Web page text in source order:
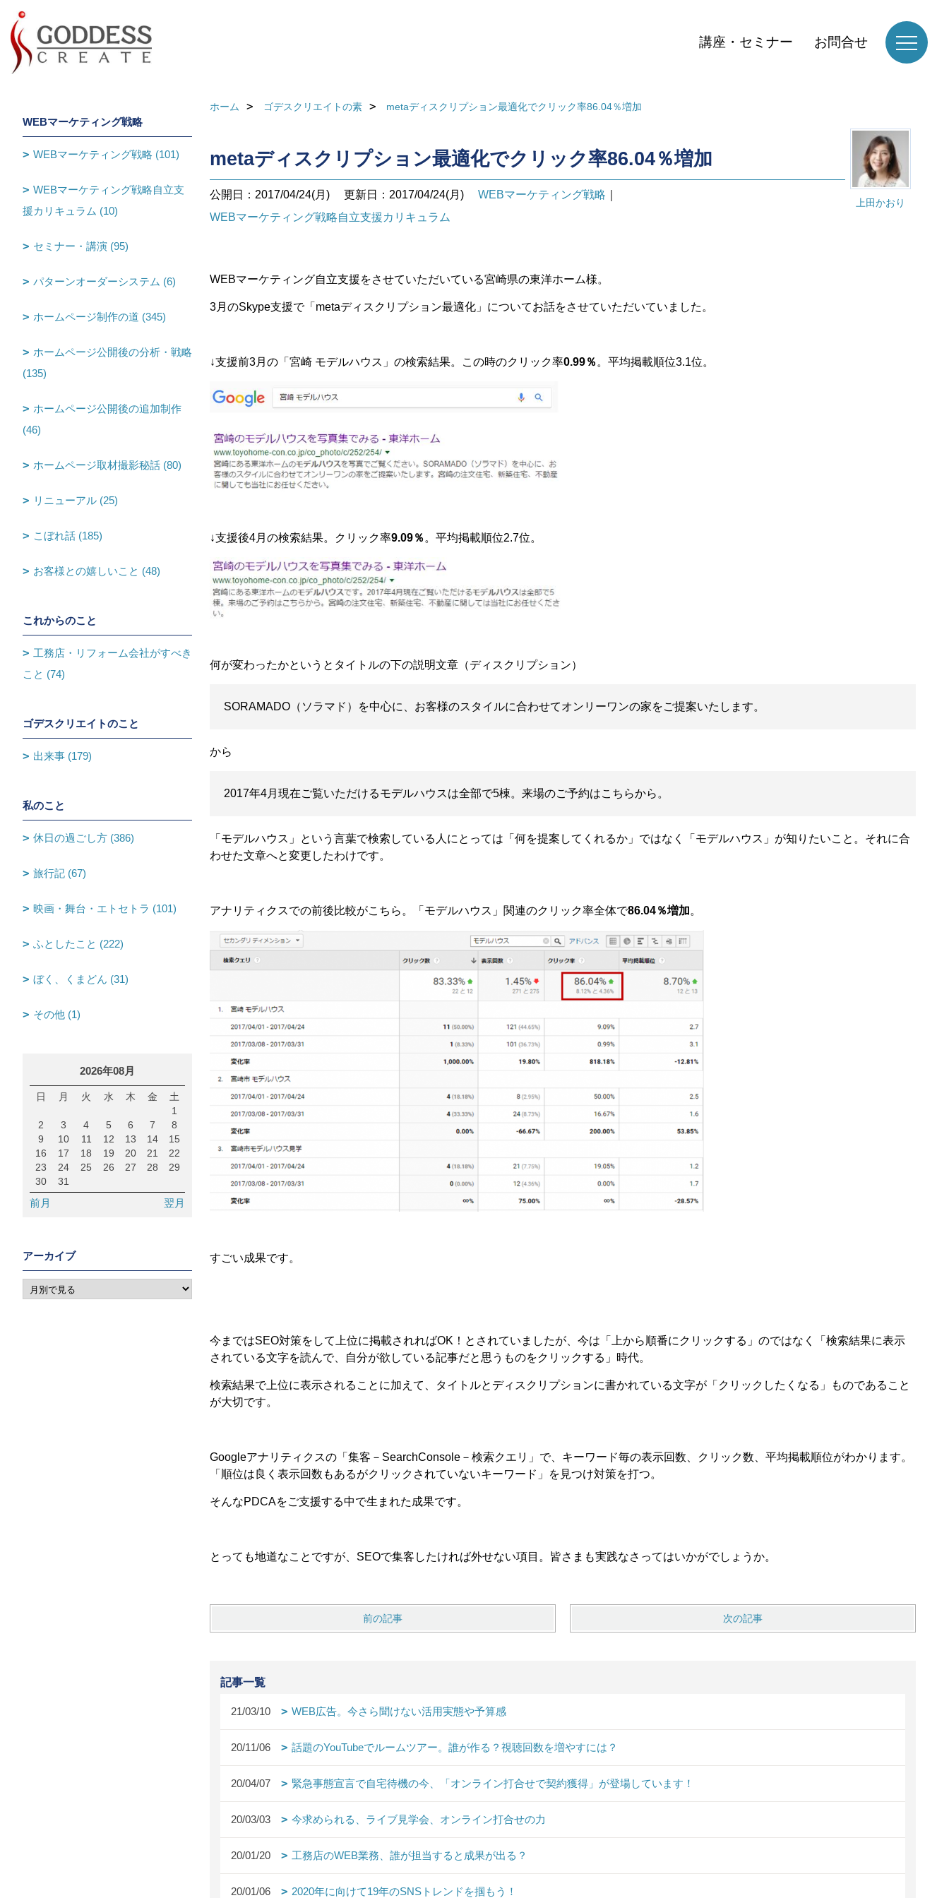
講座・セミナー お問合せ
ホーム ゴデスクリエイトの素 metaディスクリプション最適化でクリック率86.04％増加
上田かおり
metaディスクリプション最適化でクリック率86.04％増加
公開日：2017/04/24(月) 更新日：2017/04/24(月) WEBマーケティング戦略
WEBマーケティング戦略自立支援カリキュラム
WEBマーケティング自立支援をさせていただいている宮崎県の東洋ホーム様。
3月のSkype支援で「metaディスクリプション最適化」についてお話をさせていただいていました。
↓支援前3月の「宮崎 モデルハウス」の検索結果。この時のクリック率0.99％ 。平均掲載順位3.1位。
↓支援後4月の検索結果。クリック率9.09％ 。 平均掲載順位2.7位。
何が変わったかというとタイトルの下の説明文章（ディスクリプション）
SORAMADO（ソラマド）を中心に、お客様のスタイルに合わせてオンリーワンの家をご提案いたします。
から
2017年4月現在ご覧いただけるモデルハウスは全部で5棟。来場のご予約はこちらから。
「モデルハウス」という言葉で検索している人にとっては「何を提案してくれるか」ではなく「モデルハウス」が知りたいこと。それに合
わせた文章へと変更したわけです。
アナリティクスでの前後比較がこちら。「モデルハウス」関連のクリック率全体で86.04％増加。
すごい成果です。
今まではSEO対策をして上位に掲載されればOK！とされていましたが、今は「上から順番にクリックする」のではなく「検索結果に表示
されている文字を読んで、自分が欲している記事だと思うものをクリックする」時代。
検索結果で上位に表示されることに加えて、タイトルとディスクリプションに書かれている文字が「クリックしたくなる」ものであること
が大切です。
Googleアナリティクスの「集客－SearchConsole －検索クエリ」で、キーワード毎の表示回数、クリック数、平均掲載順位がわかります。
「順位は良く表示回数もあるがクリックされていないキーワード」を見つけ対策を打つ。
そんなPDCAをご支援する中で生まれた成果です。
とっても地道なことですが、SEOで集客したければ外せない項目。皆さまも実践なさってはいかがでしょうか。
前の記事 次の記事
記事一覧
21/03/10 WEB広告。今さら聞けない活用実態や予算感
20/11/06 話題のYouTubeでルームツアー。誰が作る？視聴回数を増やすには？
20/04/07 緊急事態宣言で自宅待機の今、「オンライン打合せで契約獲得」が登場しています！
20/03/03 今求められる、ライブ見学会、オンライン打合せの力
20/01/20 工務店のWEB業務、誰が担当すると成果が出る？
20/01/06 2020年に向けて19年のSNSトレンドを掴もう！
WEBマーケティング戦略
WEBマーケティング戦略 (101)
WEBマーケティング戦略自立支
援カリキュラム (10)
セミナー・講演 (95)
パターンオーダーシステム (6)
ホームページ制作の道 (345)
ホームページ公開後の分析・戦略
(135)
ホームページ公開後の追加制作
(46)
ホームページ取材撮影秘話 (80)
リニューアル (25)
こぼれ話 (185)
お客様との嬉しいこと (48)
これからのこと
工務店・リフォーム会社がすべき
こと (74)
ゴデスクリエイトのこと
出来事 (179)
私のこと
休日の過ごし方 (386)
旅行記 (67)
映画・舞台・エトセトラ (101)
ふとしたこと (222)
ぼく、くまどん (31)
その他 (1)
2026年08月
日 月 火 水 木 金
土
1
2
3 4 5 6 7
8
9
10 11 12 13 14
15
16
17 18 19 20 21
22
23
24 25 26 27 28
29
30
31
前月 翌月
アーカイブ